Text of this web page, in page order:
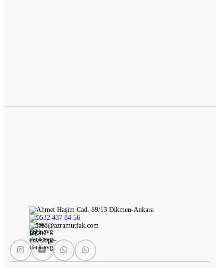
Ahmet Haşim Cad. 89/13 Dikmen-Ankara
0532 437 84 56
info@azramutfak.com